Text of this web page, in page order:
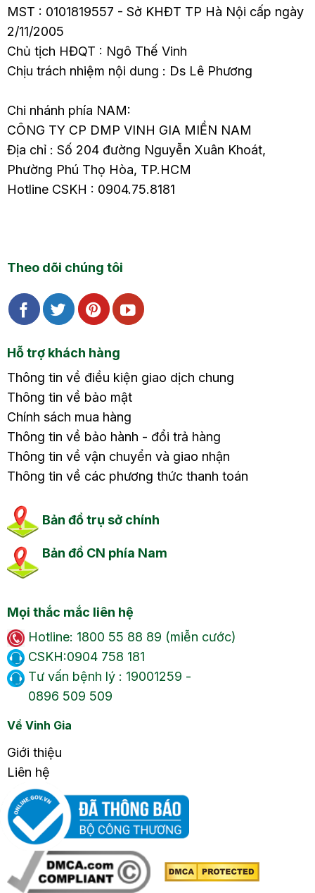
MST : 0101819557 - Sở KHĐT TP Hà Nội cấp ngày
2/11/2005
Chủ tịch HĐQT : Ngô Thế Vinh
Chịu trách nhiệm nội dung : Ds Lê Phương
Chi nhánh phía NAM:
CÔNG TY CP DMP VINH GIA MIỀN NAM
Địa chỉ : Số 204 đường Nguyễn Xuân Khoát,
Phường Phú Thọ Hòa, TP.HCM
Hotline CSKH : 0904.75.8181
Theo dõi chúng tôi
Hỗ trợ khách hàng
Thông tin về điều kiện giao dịch chung
Thông tin về bảo mật
Chính sách mua hàng
Thông tin về bảo hành - đổi trả hàng
Thông tin về vận chuyển và giao nhận
Thông tin về các phương thức thanh toán
Bản đồ trụ sở chính
Bản đồ CN phía Nam
Mọi thắc mắc liên hệ
Hotline: 1800 55 88 89 (miễn cước)
CSKH:0904 758 181
Tư vấn bệnh lý : 19001259 -
0896 509 509
Về Vinh Gia
Giới thiệu
Liên hệ